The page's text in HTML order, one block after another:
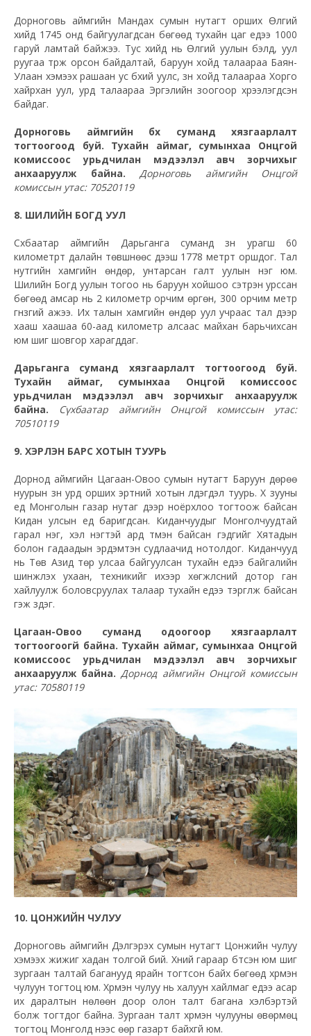
Дорноговь аймгийн Мандах сумын нутагт орших Өлгий
хийд 1745 онд байгуулагдсан бөгөөд тухайн цаг үедээ 1000
гаруй ламтай байжээ. Тус хийд нь Өлгий уулын бэлд, уул
руугаа түрж орсон байдалтай, баруун хойд талаараа Баян-
Улаан хэмээх рашаан ус бүхий уулс, зүүн хойд талаараа Хорго
хайрхан уул, урд талаараа Эргэлийн зоогоор хүрээлэгдсэн
байдаг.
Дорноговь аймгийн бүх суманд хязгаарлалт
тогтоогоод буй. Тухайн аймаг, сумынхаа Онцгой
комиссоос урьдчилан мэдээлэл авч зорчихыг
анхааруулж байна. Дорноговь аймгийн Онцгой
комиссын утас: 70520119
8. ШИЛИЙН БОГД УУЛ
Сүхбаатар аймгийн Дарьганга суманд зүүн урагш 60
километрт далайн төвшнөөс дээш 1778 метрт оршдог. Тал
нутгийн хамгийн өндөр, унтарсан галт уулын нэг юм.
Шилийн Богд уулын тогоо нь баруун хойшоо сэтрэн урссан
бөгөөд амсар нь 2 километр орчим өргөн, 300 орчим метр
гүнзгий ажээ. Их талын хамгийн өндөр уул учраас тал дээр
хааш хаашаа 60-аад километр алсаас майхан барьчихсан
юм шиг шовгор харагддаг.
Дарьганга суманд хязгаарлалт тогтоогоод буй.
Тухайн аймаг, сумынхаа Онцгой комиссоос
урьдчилан мэдээлэл авч зорчихыг анхааруулж
байна.
Сүхбаатар аймгийн Онцгой комиссын утас:
70510119
9. ХЭРЛЭН БАРС ХОТЫН ТУУРЬ
Дорнод аймгийн Цагаан-Овоо сумын нутагт Баруун дөрөө
нуурын зүүн урд орших эртний хотын үлдэгдэл туурь. Х зууны
үед Монголын газар нутаг дээр ноёрхлоо тогтоож байсан
Кидан улсын үед баригдсан. Киданчуудыг Монголчуудтай
гарал нэг, хэл нэгтэй ард түмэн байсан гэдгийг Хятадын
болон гадаадын эрдэмтэн судлаачид нотолдог. Киданчууд
нь Төв Азид төр улсаа байгуулсан тухайн үедээ байгалийн
шинжлэх ухаан, техникийг ихээр хөгжүүлсний дотор ган
хайлуулж боловсруулах талаар тухайн үедээ тэргүүлж байсан
гэж үздэг.
Цагаан-Овоо суманд одоогоор хязгаарлалт
тогтоогоогүй байна. Тухайн аймаг, сумынхаа Онцгой
комиссоос урьдчилан мэдээлэл авч зорчихыг
анхааруулж байна. Дорнод аймгийн Онцгой комиссын
утас: 70580119
10. ЦОНЖИЙН ЧУЛУУ
Дорноговь аймгийн Дэлгэрэх сумын нутагт Цонжийн чулуу
хэмээх жижиг хадан толгой бий. Хүний гараар бүтсэн юм шиг
зургаан талтай баганууд ярайн тогтсон байх бөгөөд хүрмэн
чулуун тогтоц юм. Хүрмэн чулуу нь халуун хайлмаг үедээ асар
их даралтын нөлөөн доор олон талт багана хэлбэртэй
болж тогтдог байна. Зургаан талт хүрмэн чулууны өвөрмөц
тогтоц Монголд үүнээс өөр газарт байхгүй юм.